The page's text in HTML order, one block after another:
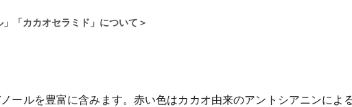
「カカオセラミド」について＞
ールを豊富に含みます。赤い色はカカオ由来のアントシアニンによ